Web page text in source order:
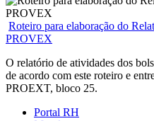
Roteiro para elaboração do
PROVEX
O relatório de atividades dos
de acordo com este roteiro e
PROEXT, bloco 25.
Portal RH